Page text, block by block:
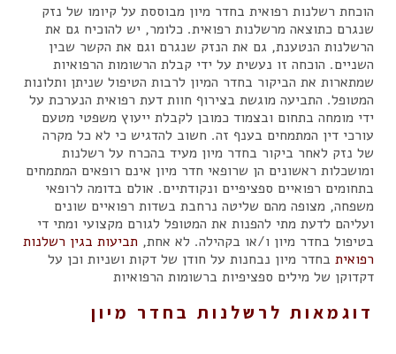
הוכחת רשלנות רפואית בחדר מיון מבוססת על קיומו של נזק
שנגרם כתוצאה מרשלנות רפואית. כלומר, יש להוכיח גם את
הרשלנות הנטענת, גם את הנזק שנגרם וגם את הקשר שבין
השניים. הוכחה זו נעשית על ידי קבלת הרשומות הרפואיות
שמתארות את הביקור בחדר המיון לרבות הטיפול שניתן ותלונות
המטופל. התביעה מוגשת בצירוף חוות דעת רפואית הנערכת על
ידי מומחה בתחום ובצמוד כמובן לקבלת ייעוץ משפטי מטעם
עורכי דין המתמחים בענף זה. חשוב להדגיש כי לא כל מקרה
של נזק לאחר ביקור בחדר מיון מעיד בהכרח על רשלנות
ומושכלות ראשונים הן שרופאי חדר מיון אינם רופאים המתמחים
בתחומים רפואיים ספציפיים ונקודתיים. אולם בדומה לרופאי
משפחה, מצופה מהם שליטה נרחבת בשדות רפואיים שונים
ועליהם לדעת מתי להפנות את המטופל לגורם מקצועי ומתי די
בטיפול בחדר מיון ו/או בקהילה. לא אחת, תביעות בגין רשלנות
רפואית בחדר מיון נבחנות על חודן של דקות ושניות וכן על
דקדוקן של מילים ספציפיות ברשומות הרפואיות
דוגמאות לרשלנות בחדר מיון